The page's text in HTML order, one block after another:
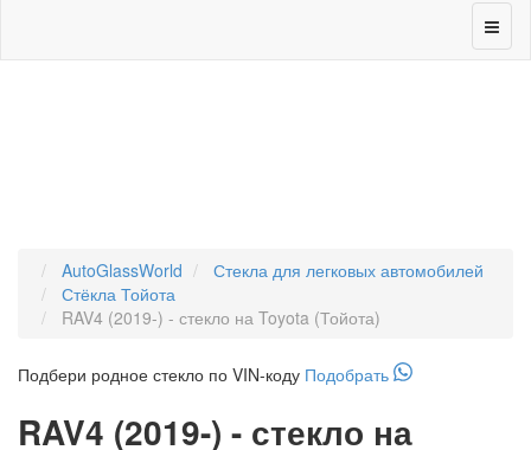
AutoGlassWorld
Стекла для легковых автомобилей
Стёкла Тойота
RAV4 (2019-) - стекло на Toyota (Тойота)
Подбери родное стекло по VIN-коду Подобрать
RAV4 (2019-) - стекло на